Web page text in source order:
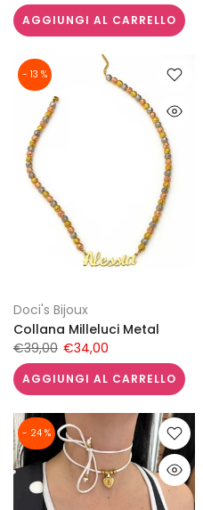
AGGIUNGI AL CARRELLO
- 13 %
Doci's Bijoux
Collana Milleluci Metal
€39,00 €34,00
AGGIUNGI AL CARRELLO
- 24 %